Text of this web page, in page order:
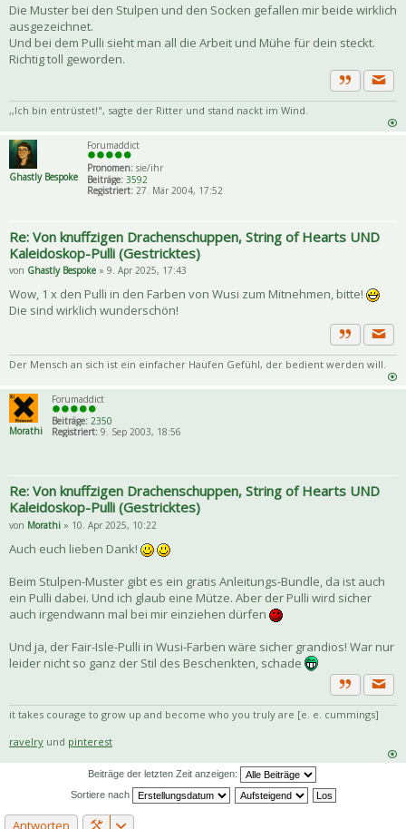
Die Muster bei den Stulpen und den Socken gefallen mir beide wirklich
ausgezeichnet.
Und bei dem Pulli sieht man all die Arbeit und Mühe für dein steckt.
Richtig toll geworden.
Zitat
,,Ich bin entrüstet!", sagte der Ritter und stand nackt im Wind.
Ghastly Bespoke
Forumaddict
Pronomen: sie/ihr
Beiträge: 3592
Registriert: 27. Mär 2004, 17:52
Re: Von knuffzigen Drachenschuppen, String of Hearts UND
Kaleidoskop-Pulli (Gestricktes)
von Ghastly Bespoke » 9. Apr 2025, 17:43
Wow, 1 x den Pulli in den Farben von Wusi zum Mitnehmen, bitte!
Die sind wirklich wunderschön!
Zitat
Der Mensch an sich ist ein einfacher Haufen Gefühl, der bedient werden will.
Morathi
Forumaddict
Beiträge: 2350
Registriert: 9. Sep 2003, 18:56
Re: Von knuffzigen Drachenschuppen, String of Hearts UND
Kaleidoskop-Pulli (Gestricktes)
von Morathi » 10. Apr 2025, 10:22
Auch euch lieben Dank!
Beim Stulpen-Muster gibt es ein gratis Anleitungs-Bundle, da ist auch
ein Pulli dabei. Und ich glaub eine Mütze. Aber der Pulli wird sicher
auch irgendwann mal bei mir einziehen dürfen
Und ja, der Fair-Isle-Pulli in Wusi-Farben wäre sicher grandios! War nur
leider nicht so ganz der Stil des Beschenkten, schade
Zitat
it takes courage to grow up and become who you truly are [e. e. cummings]
ravelry und pinterest
Beiträge der letzten Zeit anzeigen:
Sortiere nach
Antworten